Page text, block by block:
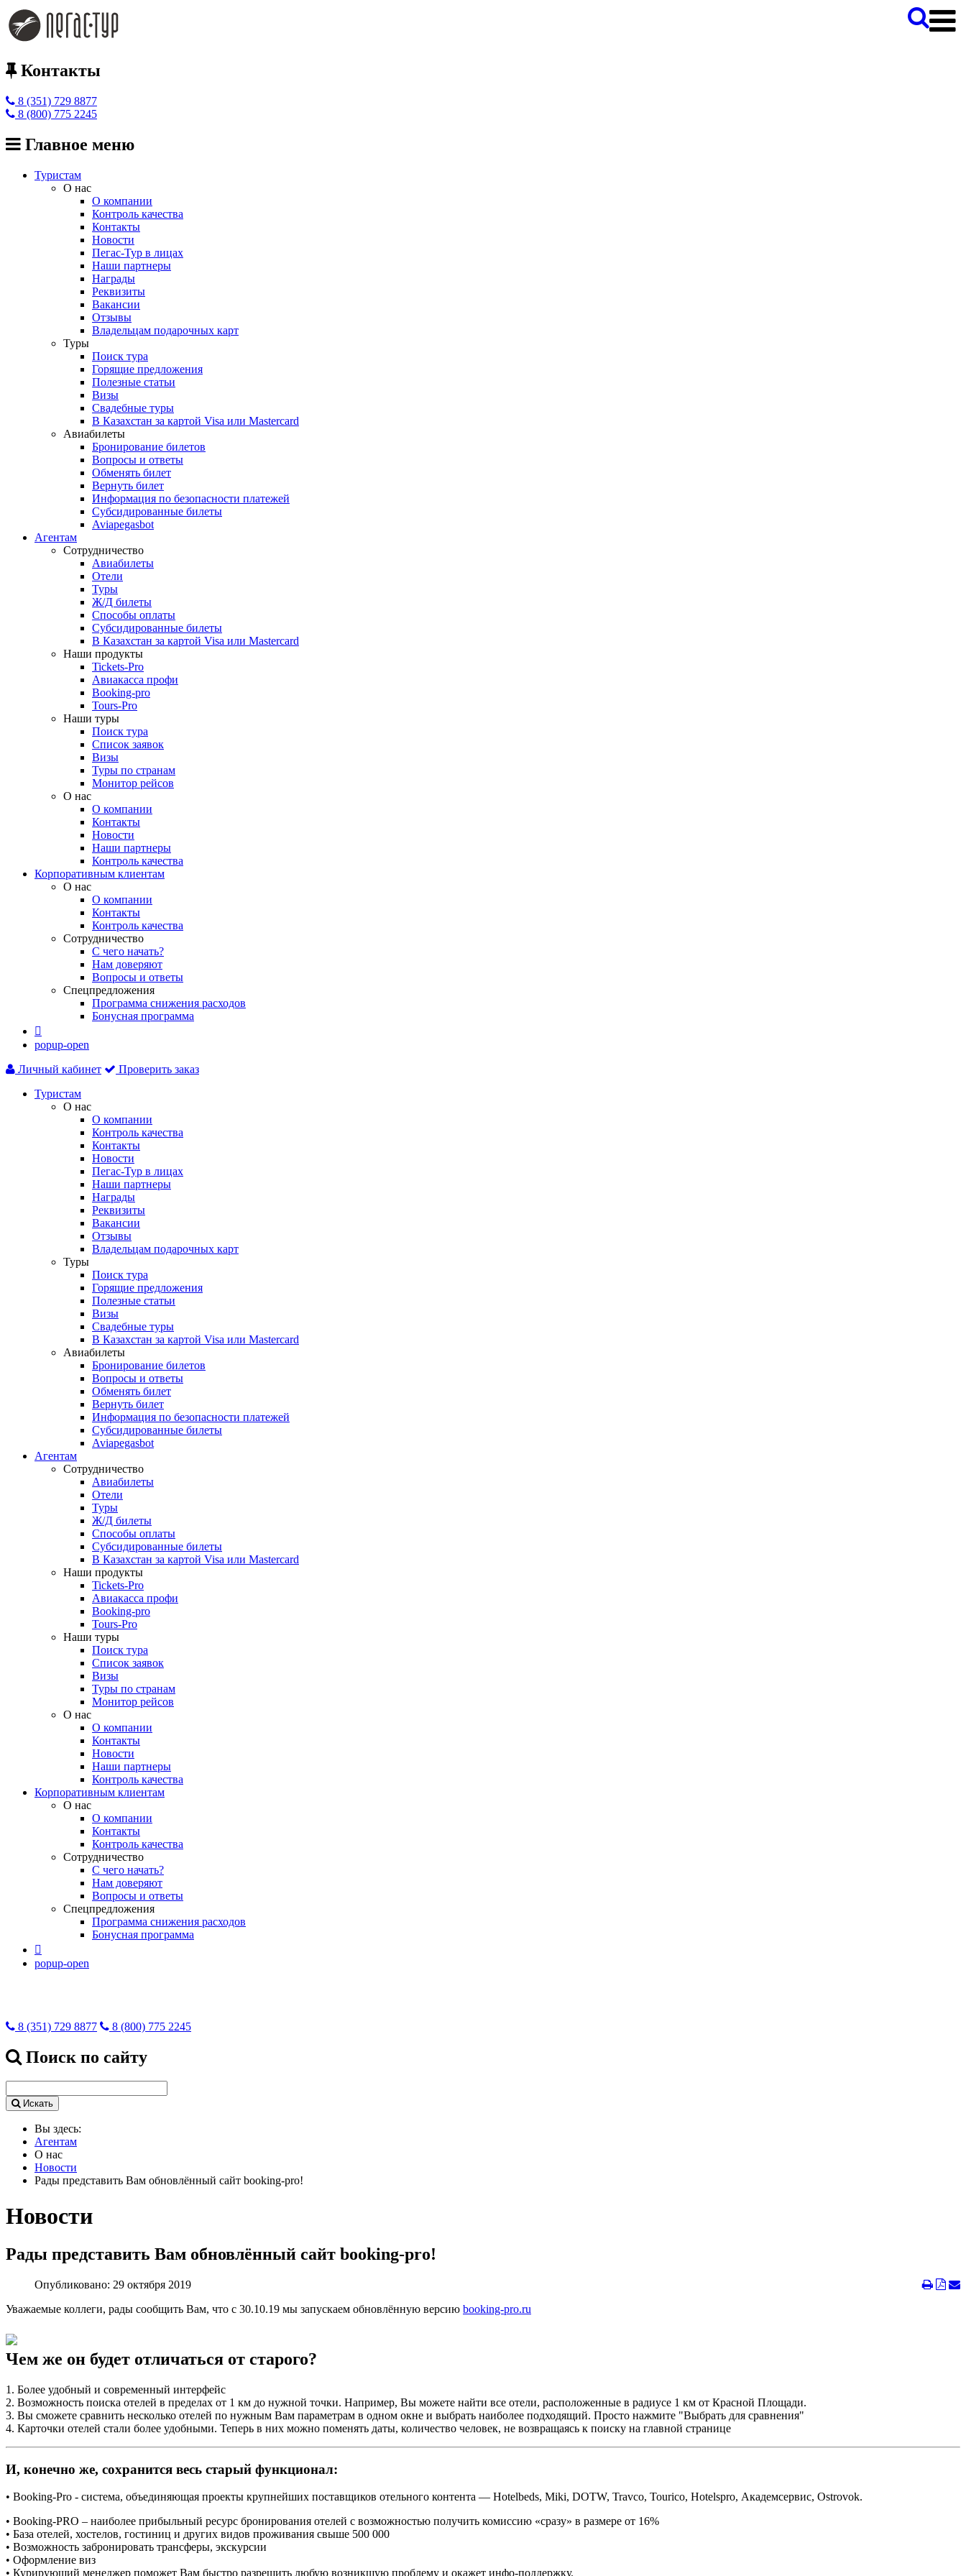
Контакты
8 (351) 729 8877
8 (800) 775 2245
Главное меню
Туристам
О нас
О компании
Контроль качества
Контакты
Новости
Пегас-Тур в лицах
Наши партнеры
Награды
Реквизиты
Вакансии
Отзывы
Владельцам подарочных карт
Туры
Поиск тура
Горящие предложения
Полезные статьи
Визы
Свадебные туры
В Казахстан за картой Visa или Masterсard
Авиабилеты
Бронирование билетов
Вопросы и ответы
Обменять билет
Вернуть билет
Информация по безопасности платежей
Субсидированные билеты
Aviapegasbot
Агентам
Сотрудничество
Авиабилеты
Отели
Туры
Ж/Д билеты
Способы оплаты
Субсидированные билеты
В Казахстан за картой Visa или Masterсard
Наши продукты
Tickets-Pro
Авиакасса профи
Booking-pro
Tours-Pro
Наши туры
Поиск тура
Список заявок
Визы
Туры по странам
Монитор рейсов
О нас
О компании
Контакты
Новости
Наши партнеры
Контроль качества
Корпоративным клиентам
О нас
О компании
Контакты
Контроль качества
Сотрудничество
С чего начать?
Нам доверяют
Вопросы и ответы
Спецпредложения
Программа снижения расходов
Бонусная программа

popup-open
Личный кабинет
Проверить заказ
Туристам
О нас
О компании
Контроль качества
Контакты
Новости
Пегас-Тур в лицах
Наши партнеры
Награды
Реквизиты
Вакансии
Отзывы
Владельцам подарочных карт
Туры
Поиск тура
Горящие предложения
Полезные статьи
Визы
Свадебные туры
В Казахстан за картой Visa или Masterсard
Авиабилеты
Бронирование билетов
Вопросы и ответы
Обменять билет
Вернуть билет
Информация по безопасности платежей
Субсидированные билеты
Aviapegasbot
Агентам
Сотрудничество
Авиабилеты
Отели
Туры
Ж/Д билеты
Способы оплаты
Субсидированные билеты
В Казахстан за картой Visa или Masterсard
Наши продукты
Tickets-Pro
Авиакасса профи
Booking-pro
Tours-Pro
Наши туры
Поиск тура
Список заявок
Визы
Туры по странам
Монитор рейсов
О нас
О компании
Контакты
Новости
Наши партнеры
Контроль качества
Корпоративным клиентам
О нас
О компании
Контакты
Контроль качества
Сотрудничество
С чего начать?
Нам доверяют
Вопросы и ответы
Спецпредложения
Программа снижения расходов
Бонусная программа

popup-open
8 (351) 729 8877 8 (800) 775 2245
Поиск по сайту
Искать
Вы здесь:
Агентам
О нас
Новости
Рады представить Вам обновлённый сайт booking-pro!
Новости
Рады представить Вам обновлённый сайт booking-pro!
Опубликовано: 29 октября 2019
Уважаемые коллеги, рады сообщить Вам, что с 30.10.19 мы запускаем обновлённую версию booking-pro.ru
Чем же он будет отличаться от старого?
1. Более удобный и современный интерфейс
2. Возможность поиска отелей в пределах от 1 км до нужной точки. Например, Вы можете найти все отели, расположенные в радиусе 1 км от Красной Площади.
3. Вы сможете сравнить несколько отелей по нужным Вам параметрам в одном окне и выбрать наиболее подходящий. Просто нажмите "Выбрать для сравнения"
4. Карточки отелей стали более удобными. Теперь в них можно поменять даты, количество человек, не возвращаясь к поиску на главной странице
И, конечно же, сохранится весь старый функционал:
• Booking-Pro - система, объединяющая проекты крупнейших поставщиков отельного контента — Hotelbeds, Miki, DOTW, Travco, Tourico, Hotelspro, Академсервис, Ostrovok.
• Booking-PRO – наиболее прибыльный ресурс бронирования отелей с возможностью получить комиссию «сразу» в размере от 16%
• База отелей, хостелов, гостиниц и других видов проживания свыше 500 000
• Возможность забронировать трансферы, экскурсии
• Оформление виз
• Курирующий менеджер поможет Вам быстро разрешить любую возникшую проблему и окажет инфо-поддержку.